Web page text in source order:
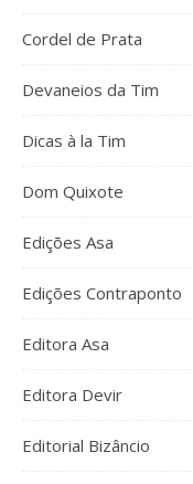
Cordel de Prata
Devaneios da Tim
Dicas à la Tim
Dom Quixote
Edições Asa
Edições Contraponto
Editora Asa
Editora Devir
Editorial Bizâncio